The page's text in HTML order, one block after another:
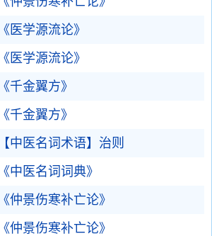
医学源流论》
医学源流论》
千金翼方》
千金翼方》
中医名词术语】治则
中医名词词典》
仲景伤寒补亡论》
仲景伤寒补亡论》